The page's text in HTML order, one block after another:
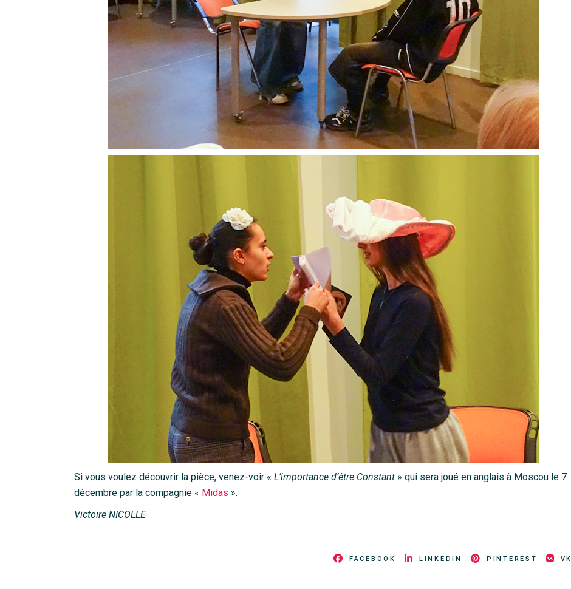
Si vous voulez découvrir la pièce, venez-voir « L’importance d’être Constant » qui sera joué en anglais à Moscou le 7
décembre par la compagnie « Midas ».
Victoire NICOLLE
FACEBOOK LINKEDIN PINTEREST VK